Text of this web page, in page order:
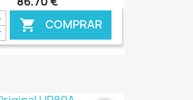
 COMPRAR